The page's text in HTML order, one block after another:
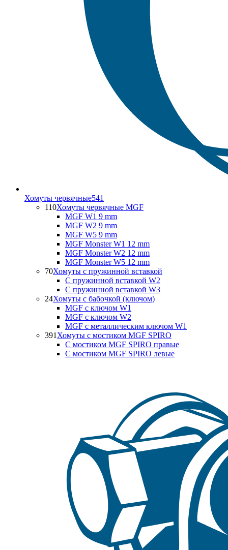
Хомуты червячные541
110Хомуты червячные MGF
MGF W1 9 mm
MGF W2 9 mm
MGF W5 9 mm
MGF Monster W1 12 mm
MGF Monster W2 12 mm
MGF Monster W5 12 mm
70Хомуты с пружинной вставкой
С пружинной вставкой W2
С пружинной вставкой W3
24Хомуты с бабочкой (ключом)
MGF с ключом W1
MGF с ключом W2
MGF с металлическим ключом W1
391 Хомуты с мостиком MGF SPIRO
С мостиком MGF SPIRO правые
С мостиком MGF SPIRO левые